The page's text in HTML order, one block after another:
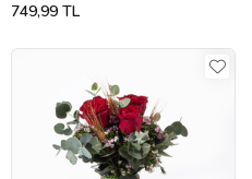
749,99 TL